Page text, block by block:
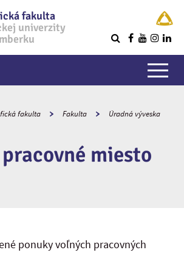
fakulta
univerzity
fakulta Fakulta Úradná výveska
miesto
ponuky voľných pracovných